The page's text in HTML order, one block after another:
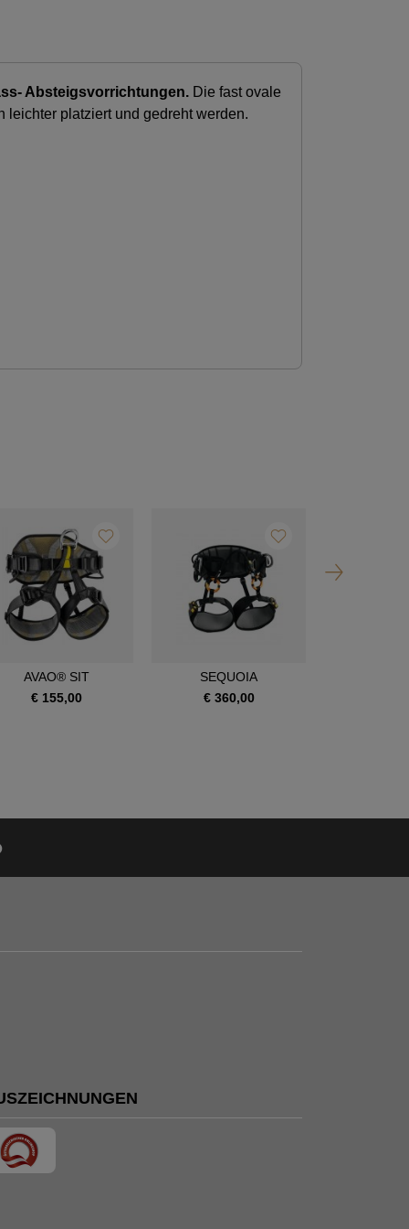
Absteigsvorrichtungen. Die fast ovale
leichter platziert und gedreht werden.
AVAO® SIT
€ 155,00
SEQUOIA
€ 360,00